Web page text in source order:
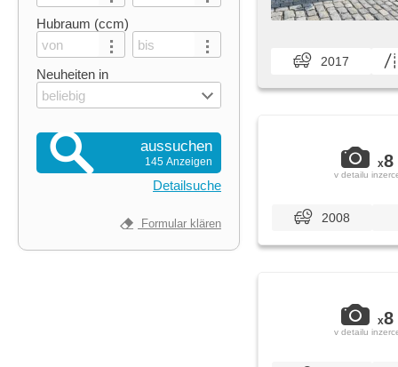
Hubraum (ccm)
Neuheiten in
beliebig
aussuchen
145 Anzeigen
Detailsuche
Formular klären
2017
x8
v detailu
2008
x8
v detailu